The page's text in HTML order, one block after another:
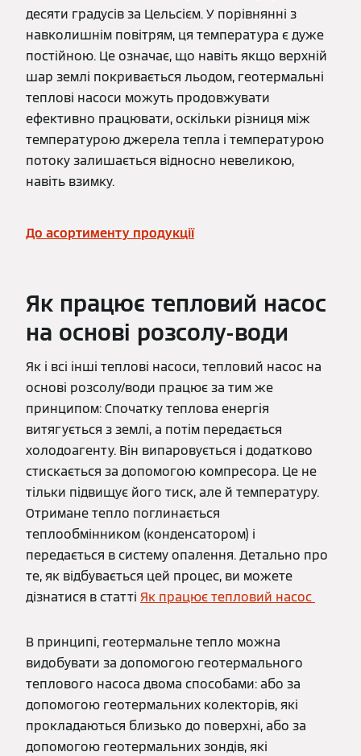
десяти градусів за Цельсієм. У порівнянні з
навколишнім повітрям, ця температура є дуже
постійною. Це означає, що навіть якщо верхній
шар землі покривається льодом, геотермальні
теплові насоси можуть продовжувати
ефективно працювати, оскільки різниця між
температурою джерела тепла і температурою
потоку залишається відносно невеликою,
навіть взимку.
До асортименту продукції
Як працює тепловий насос
на основі розсолу-води
Як і всі інші теплові насоси, тепловий насос на
основі розсолу/води працює за тим же
принципом: Спочатку теплова енергія
витягується з землі, а потім передається
холодоагенту. Він випаровується і додатково
стискається за допомогою компресора. Це не
тільки підвищує його тиск, але й температуру.
Отримане тепло поглинається
теплообмінником (конденсатором) і
передається в систему опалення. Детально про
те, як відбувається цей процес, ви можете
дізнатися в статті Як працює тепловий насос
В принципі, геотермальне тепло можна
видобувати за допомогою геотермального
теплового насоса двома способами: або за
допомогою геотермальних колекторів, які
прокладаються близько до поверхні, або за
допомогою геотермальних зондів, які